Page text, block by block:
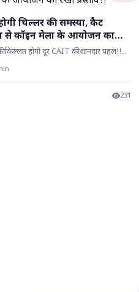
चिल्लर की समस्या, कैट
से कॉइन मेला के आयोजन का
किल्लत होगी दूर CAIT की शानदार पहल!!...
231